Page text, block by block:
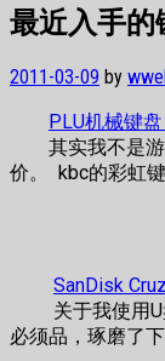
最近入手
2011-03-09 by
PLU机械键
其实我不是游
价。 kbc的彩虹
SanDisk
关于我使用U盘
必须品，琢磨了